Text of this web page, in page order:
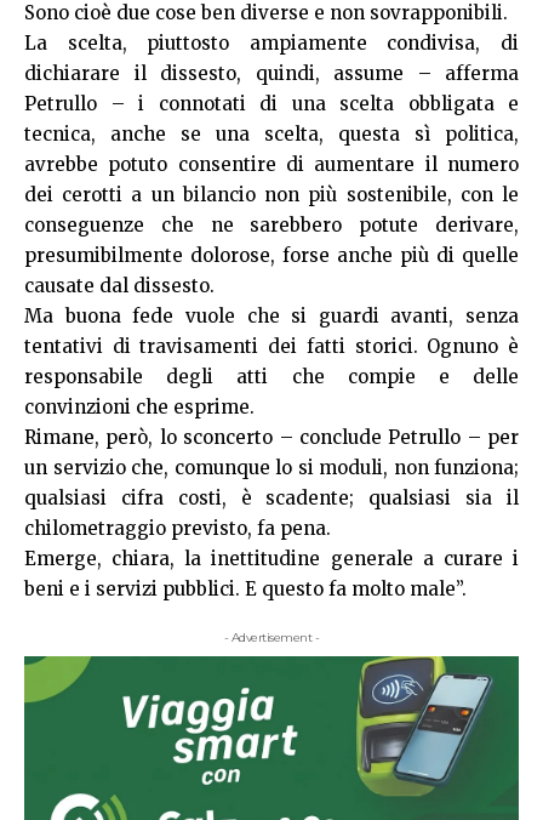
Sono cioè due cose ben diverse e non sovrapponibili.
La scelta, piuttosto ampiamente condivisa, di
dichiarare il dissesto, quindi, assume – afferma
Petrullo – i connotati di una scelta obbligata e
tecnica, anche se una scelta, questa sì politica,
avrebbe potuto consentire di aumentare il numero
dei cerotti a un bilancio non più sostenibile, con le
conseguenze che ne sarebbero potute derivare,
presumibilmente dolorose, forse anche più di quelle
causate dal dissesto.
Ma buona fede vuole che si guardi avanti, senza
tentativi di travisamenti dei fatti storici. Ognuno è
responsabile degli atti che compie e delle
convinzioni che esprime.
Rimane, però, lo sconcerto – conclude Petrullo – per
un servizio che, comunque lo si moduli, non funziona;
qualsiasi cifra costi, è scadente; qualsiasi sia il
chilometraggio previsto, fa pena.
Emerge, chiara, la inettitudine generale a curare i
beni e i servizi pubblici. E questo fa molto male”.
- Advertisement -